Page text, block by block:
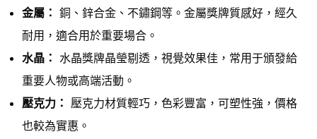
金屬： 銅、鋅合金、不鏽鋼等。金屬獎牌質感好，經久
耐用，適合用於重要場合。
水晶： 水晶獎牌晶瑩剔透，視覺效果佳，常用于頒發給
重要人物或高端活動。
壓克力： 壓克力材質輕巧，色彩豐富，可塑性強，價格
也較為實惠。